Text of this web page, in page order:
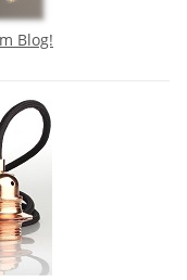
Blog!